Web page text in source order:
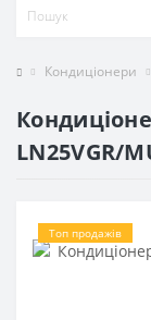
Кондиціонери
LN25VGR/
Топ продажів